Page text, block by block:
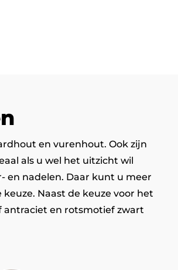
en vurenhout. Ook zijn
als u wel het uitzicht wil
en nadelen. Daar kunt u meer
Naast de keuze voor het
antraciet en rotsmotief zwart